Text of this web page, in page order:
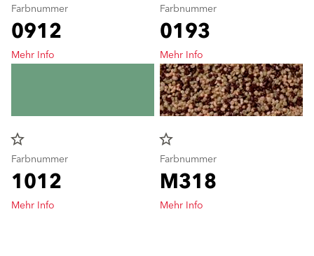
Farbnummer
0912
Mehr Info
star_border
Farbnummer
1012
Mehr Info
Farbnummer
0193
Mehr Info
star_border
Farbnummer
M318
Mehr Info